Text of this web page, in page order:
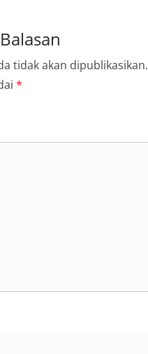
tidak akan dipublikasikan.
*